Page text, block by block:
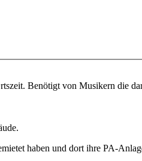
Benötigt von Musikern die
haben und dort ihre PA-